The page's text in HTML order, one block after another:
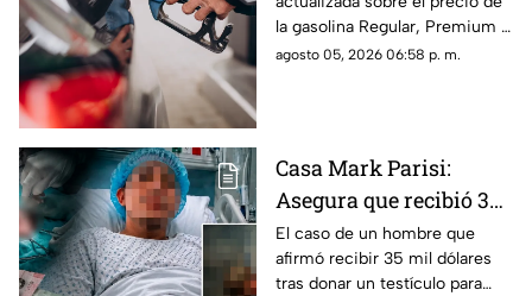
Premium y Diésel este
jueves 6 de agosto
la gasolina Regular, Premium y
Diésel en las estaciones de
agosto 05, 2026 06:58 p. m.
Casa Mark Parisi:
Asegura que recibió 35
mil dólares por donar
un t3stícul0
El caso de un hombre que
afirmó recibir 35 mil dólares
tras donar un testículo para